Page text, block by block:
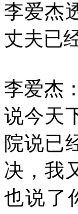
李爱杰
丈夫已
李爱杰
说今天
院说已
决，我
也说了